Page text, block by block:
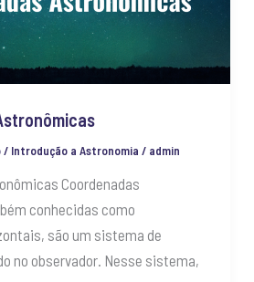
/ Introdução a Astronomia / admin
Coordenadas
conhecidas como
são um sistema de
no observador. Nesse sistema,